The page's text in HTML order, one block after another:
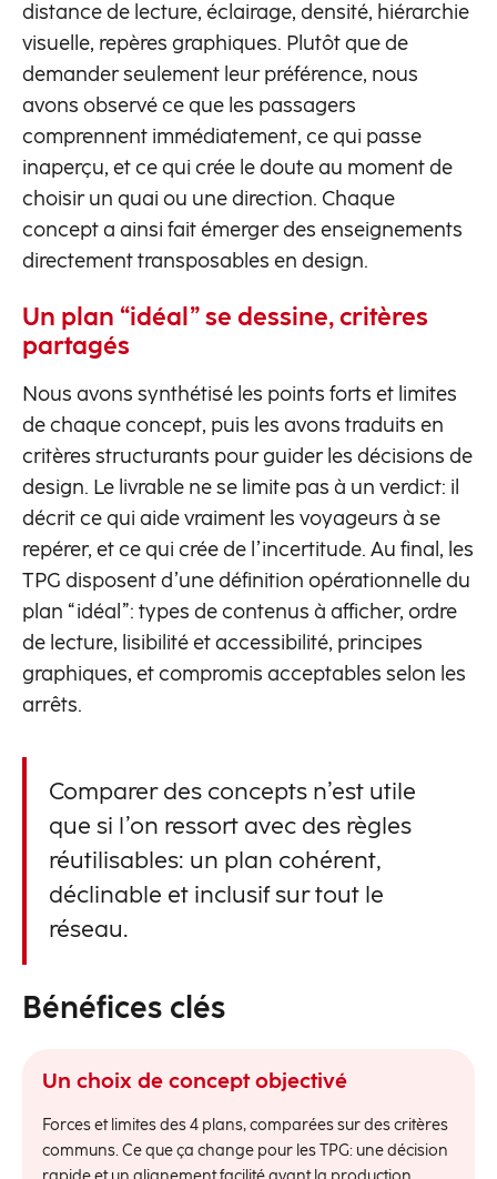
distance de lecture, éclairage, densité, hiérarchie
visuelle, repères graphiques. Plutôt que de
demander seulement leur préférence, nous
avons observé ce que les passagers
comprennent immédiatement, ce qui passe
inaperçu, et ce qui crée le doute au moment de
choisir un quai ou une direction. Chaque
concept a ainsi fait émerger des enseignements
directement transposables en design.
Un plan “idéal” se dessine, critères
partagés
Nous avons synthétisé les points forts et limites
de chaque concept, puis les avons traduits en
critères structurants pour guider les décisions de
design. Le livrable ne se limite pas à un verdict: il
décrit ce qui aide vraiment les voyageurs à se
repérer, et ce qui crée de l’incertitude. Au final, les
TPG disposent d’une définition opérationnelle du
plan “idéal”: types de contenus à afficher, ordre
de lecture, lisibilité et accessibilité, principes
graphiques, et compromis acceptables selon les
arrêts.
Comparer des concepts n’est utile
que si l’on ressort avec des règles
réutilisables: un plan cohérent,
déclinable et inclusif sur tout le
réseau.
Bénéfices clés
Un choix de concept objectivé
Forces et limites des 4 plans, comparées sur des critères
communs. Ce que ça change pour les TPG: une décision